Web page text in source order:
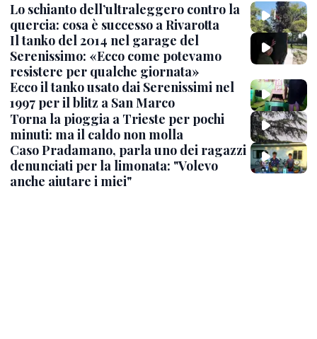
Lo schianto dell’ultraleggero contro la
quercia: cosa è successo a Rivarotta
Il tanko del 2014 nel garage del
Serenissimo: «Ecco come potevamo
resistere per qualche giornata»
Ecco il tanko usato dai Serenissimi nel
1997 per il blitz a San Marco
Torna la pioggia a Trieste per pochi
minuti: ma il caldo non molla
Caso Pradamano, parla uno dei ragazzi
denunciati per la limonata: "Volevo
anche aiutare i miei"